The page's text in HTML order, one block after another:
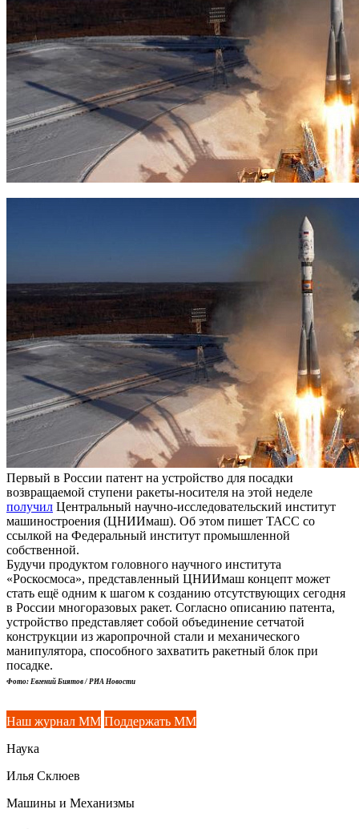
Первый в России патент на устройство для посадки
возвращаемой ступени ракеты-носителя на этой неделе
получил Центральный научно-исследовательский институт
машиностроения (ЦНИИмаш). Об этом пишет ТАСС со
ссылкой на Федеральный институт промышленной
собственной.
Будучи продуктом головного научного института
«Роскосмоса», представленный ЦНИИмаш концепт может
стать ещё одним к шагом к созданию отсутствующих сегодня
в России многоразовых ракет. Согласно описанию патента,
устройство представляет собой объединение сетчатой
конструкции из жаропрочной стали и механического
манипулятора, способного захватить ракетный блок при
посадке.
Фото: Евгений Биятов / РИА Новости
Наш журнал ММ Поддержать ММ
Наука
Илья Склюев
Машины и Механизмы